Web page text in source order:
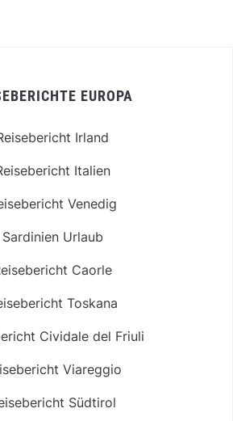
EUROPA
Irland
Italien
Venedig
Sardinien Urlaub
Caorle
Toskana
Cividale del Friuli
Viareggio
Südtirol